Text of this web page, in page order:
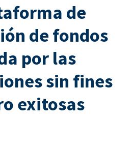
de
de fondos
por las
sin fines
exitosas